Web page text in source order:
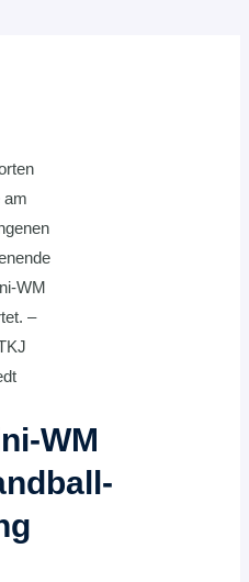
am
WM
–
WM